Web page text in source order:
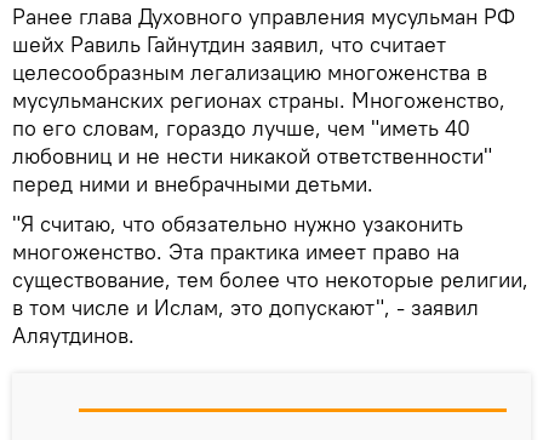
Ранее глава Духовного управления мусульман РФ
шейх Равиль Гайнутдин заявил, что считает
целесообразным легализацию многоженства в
мусульманских регионах страны. Многоженство,
по его словам, гораздо лучше, чем "иметь 40
любовниц и не нести никакой ответственности"
перед ними и внебрачными детьми.
"Я считаю, что обязательно нужно узаконить
многоженство. Эта практика имеет право на
существование, тем более что некоторые религии,
в том числе и Ислам, это допускают", - заявил
Аляутдинов.